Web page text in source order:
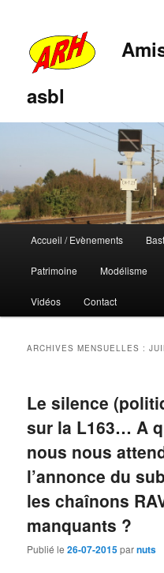
asbl
principal
Aller
au
contenu
principal
Aller
au
contenu
secondaire
Accueil / Evènements
Patrimoine Modélisme
Vidéos Contact
ARCHIVES MENSUELLES :
Le silence
sur la L163… A
nous nous
l’annonce du
les chaînons
manquants ?
Publié le26-07-2015parnuts